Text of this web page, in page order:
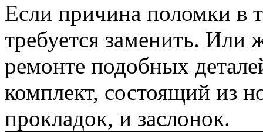
Если причина поломки в
требуется заменить. Или
ремонте подобных
комплект, состоящий из
прокладок, и заслонок.